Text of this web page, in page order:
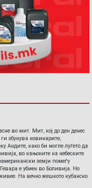
во мит. Мит, кој до ден денес
збунува новинарите,
Андите, како би могле луѓето да
во кањоните на небеските
земји помеѓу
е убиен во Боливија. Но
На вечно жешкото кубанско